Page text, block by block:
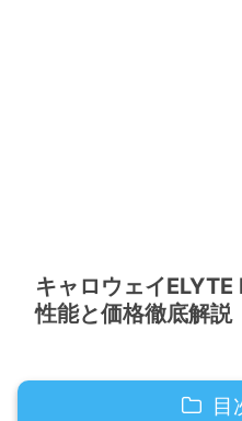
キャロウェイ
性能と価格徹底解説
目